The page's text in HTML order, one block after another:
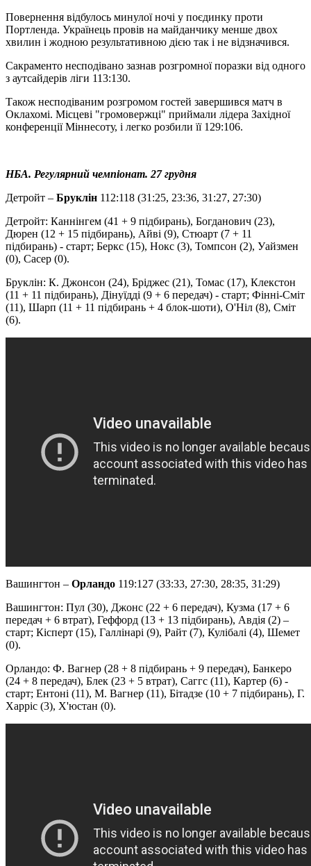
Повернення відбулось минулої ночі у поєдинку проти
Портленда. Українець провів на майданчику менше двох
хвилин і жодною результативною дією так і не відзначився.
Сакраменто несподівано зазнав розгромної поразки від одного
з аутсайдерів ліги 113:130.
Також несподіваним розгромом гостей завершився матч в
Оклахомі. Місцеві "громовержці" приймали лідера Західної
конференції Міннесоту, і легко розбили її 129:106.
НБА. Регулярний чемпіонат. 27 грудня
Детройт – Бруклін 112:118 (31:25, 23:36, 31:27, 27:30)
Детройт: Каннінгем (41 + 9 підбирань), Богданович (23),
Дюрен (12 + 15 підбирань), Айві (9), Стюарт (7 + 11
підбирань) - старт; Беркс (15), Нокс (3), Томпсон (2), Уайзмен
(0), Сасер (0).
Бруклін: К. Джонсон (24), Бріджес (21), Томас (17), Клекстон
(11 + 11 підбирань), Дінуїдді (9 + 6 передач) - старт; Фінні-Сміт
(11), Шарп (11 + 11 підбирань + 4 блок-шоти), О'Ніл (8), Сміт
(6).
Вашингтон – Орландо 119:127 (33:33, 27:30, 28:35, 31:29)
Вашингтон: Пул (30), Джонс (22 + 6 передач), Кузма (17 + 6
передач + 6 втрат), Геффорд (13 + 13 підбирань), Авдія (2) –
старт; Кісперт (15), Галлінарі (9), Райт (7), Кулібалі (4), Шемет
(0).
Орландо: Ф. Вагнер (28 + 8 підбирань + 9 передач), Банкеро
(24 + 8 передач), Блек (23 + 5 втрат), Саггс (11), Картер (6) -
старт; Ентоні (11), М. Вагнер (11), Бітадзе (10 + 7 підбирань), Г.
Харріс (3), Х'юстан (0).